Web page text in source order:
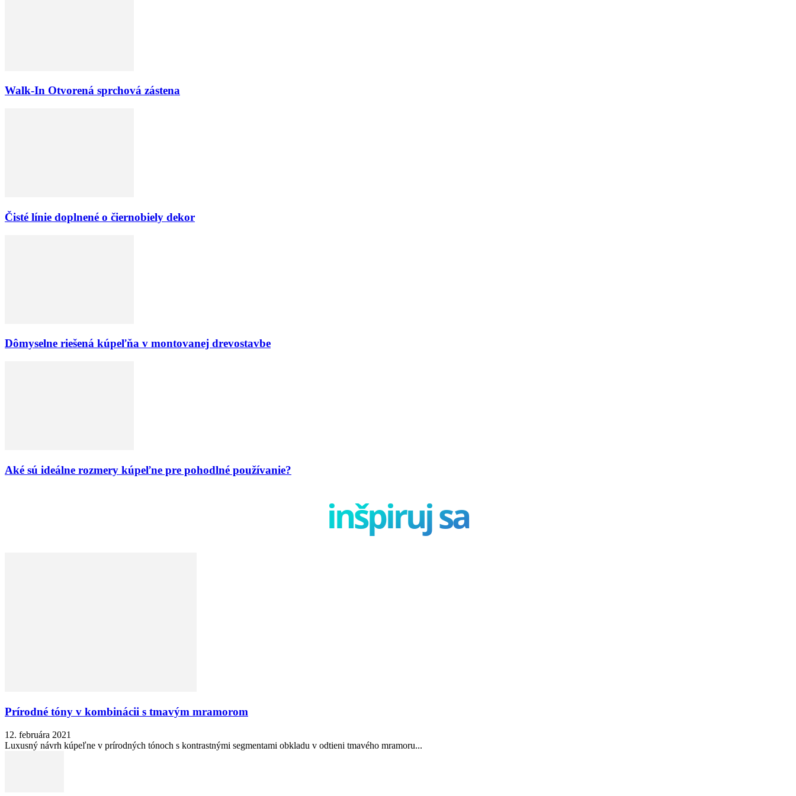
Walk-In Otvorená sprchová zástena
Čisté línie doplnené o čiernobiely dekor
Dômyselne riešená kúpeľňa v montovanej drevostavbe
Aké sú ideálne rozmery kúpeľne pre pohodlné používanie?
inšpiruj sa
Prírodné tóny v kombinácii s tmavým mramorom
12. februára 2021
Luxusný návrh kúpeľne v prírodných tónoch s kontrastnými segmentami obkladu v odtieni tmavého mramoru...